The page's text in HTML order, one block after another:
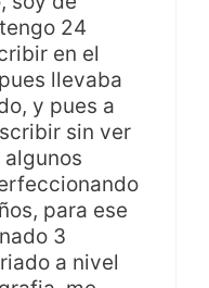
24
en el
llevaba
y pues a
sin ver
para ese
3
a nivel